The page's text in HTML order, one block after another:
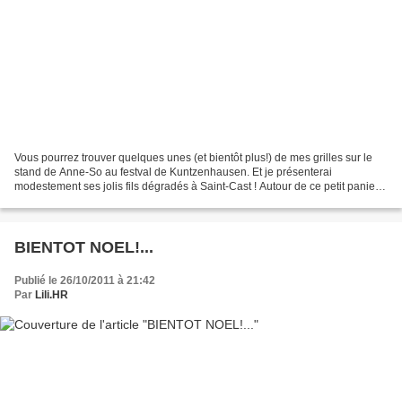
Vous pourrez trouver quelques unes (et bientôt plus!) de mes grilles sur le
stand de Anne-So au festval de Kuntzenhausen. Et je présenterai
modestement ses jolis fils dégradés à Saint-Cast ! Autour de ce petit panier
BIENTOT NOEL!...
Publié le 26/10/2011 à 21:42
Par Lili.HR